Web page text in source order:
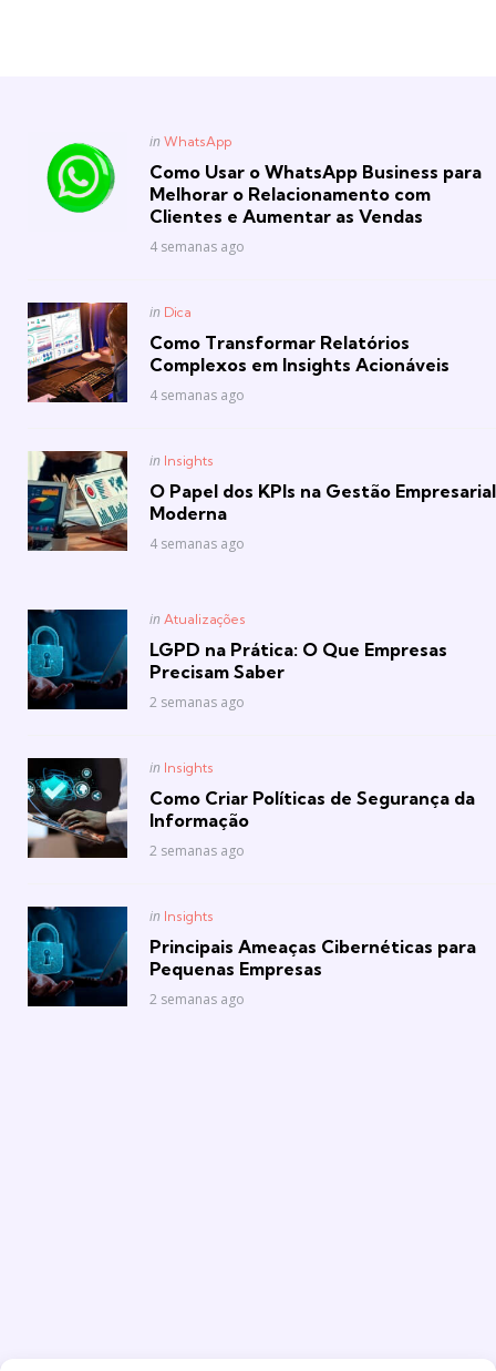
Posted
in WhatsApp
Como Usar o WhatsApp Business para
Melhorar o Relacionamento com
Clientes e Aumentar as Vendas
4 semanas ago
Posted
in Dica
Como Transformar Relatórios
Complexos em Insights Acionáveis
4 semanas ago
Posted
in Insights
O Papel dos KPIs na Gestão Empresarial
Moderna
4 semanas ago
Posted
in Atualizações
LGPD na Prática: O Que Empresas
Precisam Saber
2 semanas ago
Posted
in Insights
Como Criar Políticas de Segurança da
Informação
2 semanas ago
Posted
in Insights
Principais Ameaças Cibernéticas para
Pequenas Empresas
2 semanas ago